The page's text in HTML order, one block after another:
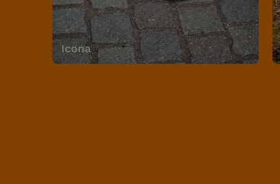
Icona